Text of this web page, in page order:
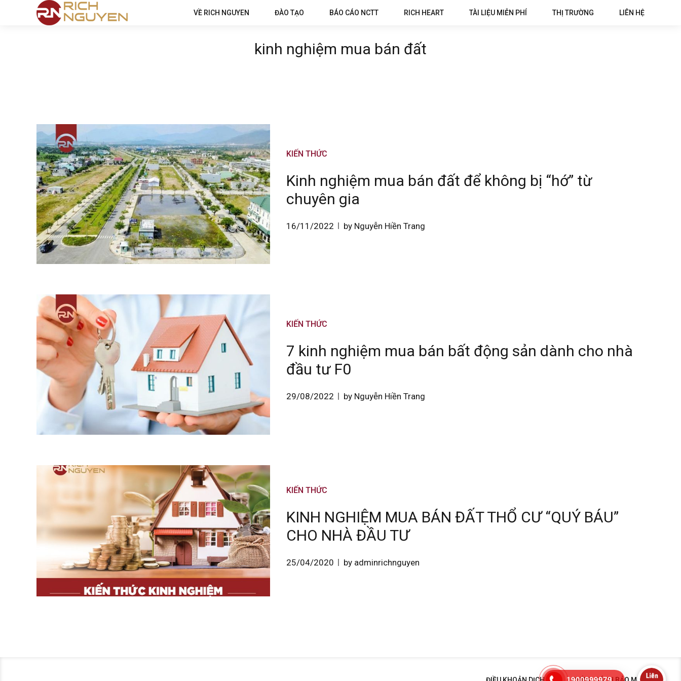
VỀ RICH NGUYEN ĐÀO TẠO BÁO CÁO NCTT RICH HEART TÀI LIỆU MIỄN PHÍ THỊ TRƯỜNG LIÊN HỆ
kinh nghiệm mua bán đất
KIẾN THỨC
Kinh nghiệm mua bán đất để không bị “hớ” từ
chuyên gia
16/11/2022 by Nguyễn Hiền Trang
KIẾN THỨC
7 kinh nghiệm mua bán bất động sản dành cho nhà
đầu tư F0
29/08/2022 by Nguyễn Hiền Trang
KIẾN THỨC
KINH NGHIỆM MUA BÁN ĐẤT THỔ CƯ “QUÝ BÁU”
CHO NHÀ ĐẦU TƯ
25/04/2020 by adminrichnguyen